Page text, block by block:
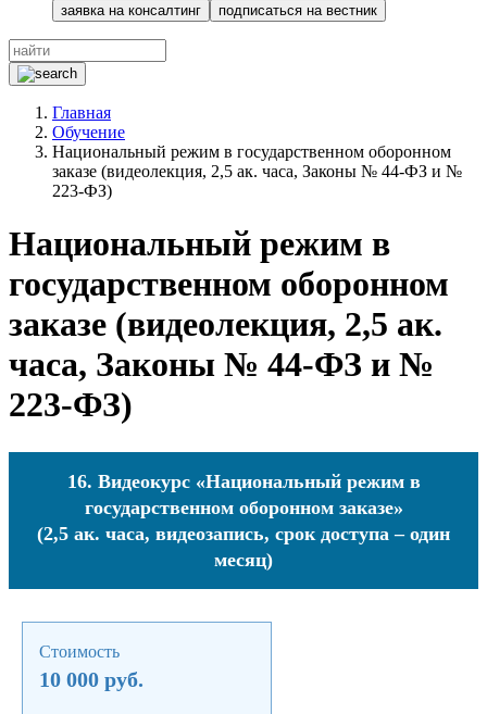
заявка на консалтинг
подписаться на вестник
Главная
Обучение
Национальный режим в государственном оборонном
заказе (видеолекция, 2,5 ак. часа, Законы № 44-ФЗ и №
223-ФЗ)
Национальный режим в
государственном оборонном
заказе (видеолекция, 2,5 ак.
часа, Законы № 44-ФЗ и №
223-ФЗ)
16. Видеокурс «Национальный режим в
государственном оборонном заказе»
(2,5 ак. часа, видеозапись, срок доступа – один
месяц)
Стоимость
10 000 руб.